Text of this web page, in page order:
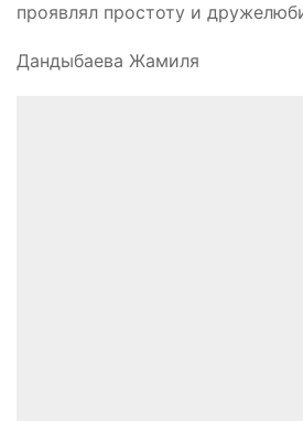
проявлял простоту и
Дандыбаева Жамиля